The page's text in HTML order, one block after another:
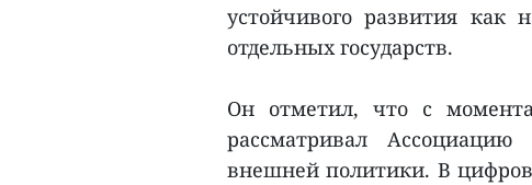
устойчивого развития как
отдельных государств.
Он отметил, что с
рассматривал
внешней политики. В